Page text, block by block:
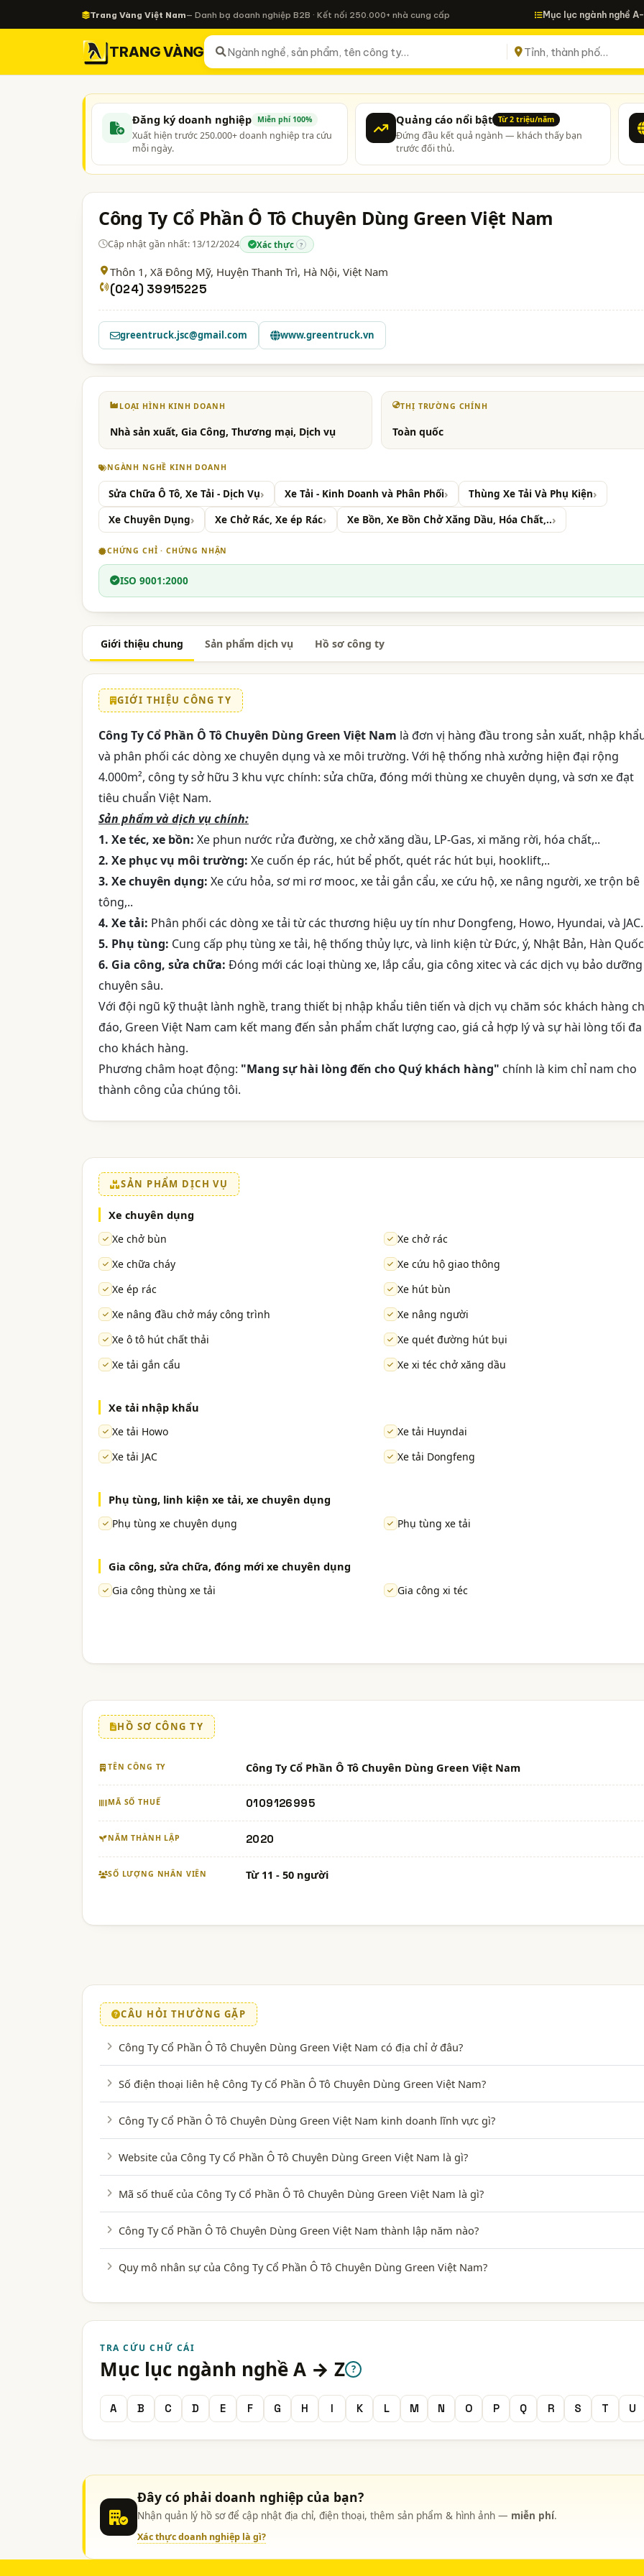
Trang Vàng Việt Nam— Danh bạ doanh nghiệp B2B · Kết nối 250.000+ nhà cung cấp Mục lục ngành nghề
TRANG VÀNG
Đăng ký doanh nghiệp Miễn phí 100%
Xuất hiện trước 250.000+ doanh nghiệp tra cứu
mỗi ngày.
Quảng cáo nổi bật Từ 2 triệu/năm
Đứng đầu kết quả ngành — khách thấy bạn
trước đối thủ.
Công Ty Cổ Phần Ô Tô Chuyên Dùng Green Việt Nam
Cập nhật gần nhất: 13/12/2024 Xác thực ?
Thôn 1, Xã Đông Mỹ, Huyện Thanh Trì, Hà Nội, Việt Nam
(024) 39915225
greentruck.jsc@gmail.com www.greentruck.vn
LOẠI HÌNH KINH DOANH
Nhà sản xuất, Gia Công, Thương mại, Dịch vụ
THỊ TRƯỜNG CHÍNH
Toàn quốc
NGÀNH NGHỀ KINH DOANH
Sửa Chữa Ô Tô, Xe Tải - Dịch Vụ Xe Tải - Kinh Doanh và Phân Phối
Thùng Xe Tải Và Phụ Kiện
Xe Chuyên Dụng
Xe Chở Rác, Xe ép Rác Xe Bồn, Xe Bồn Chở Xăng Dầu, Hóa Chất,..
CHỨNG CHỈ · CHỨNG NHẬN
ISO 9001:2000
Giới thiệu chung Sản phẩm dịch vụ Hồ sơ công ty
GIỚI THIỆU CÔNG TY
Công Ty Cổ Phần Ô Tô Chuyên Dùng Green Việt Nam là đơn vị hàng đầu trong sản xuất, nhập
và phân phối các dòng xe chuyên dụng và xe môi trường. Với hệ thống nhà xưởng hiện đại rộng
4.000m², công ty sở hữu 3 khu vực chính: sửa chữa, đóng mới thùng xe chuyên dụng, và sơn xe đạt
tiêu chuẩn Việt Nam.
Sản phẩm và dịch vụ chính:
1. Xe téc, xe bồn: Xe phun nước rửa đường, xe chở xăng dầu, LP-Gas, xi măng rời, hóa chất,..
2. Xe phục vụ môi trường: Xe cuốn ép rác, hút bể phốt, quét rác hút bụi, hooklift,..
3. Xe chuyên dụng: Xe cứu hỏa, sơ mi rơ mooc, xe tải gắn cẩu, xe cứu hộ, xe nâng người, xe trộn bê
tông,..
4. Xe tải: Phân phối các dòng xe tải từ các thương hiệu uy tín như Dongfeng, Howo, Hyundai, và JAC.
5. Phụ tùng: Cung cấp phụ tùng xe tải, hệ thống thủy lực, và linh kiện từ Đức, ý, Nhật Bản, Hàn
6. Gia công, sửa chữa: Đóng mới các loại thùng xe, lắp cẩu, gia công xitec và các dịch vụ bảo dưỡng
chuyên sâu.
Với đội ngũ kỹ thuật lành nghề, trang thiết bị nhập khẩu tiên tiến và dịch vụ chăm sóc khách hàng
đáo, Green Việt Nam cam kết mang đến sản phẩm chất lượng cao, giá cả hợp lý và sự hài lòng tối đa
cho khách hàng.
Phương châm hoạt động: "Mang sự hài lòng đến cho Quý khách hàng" chính là kim chỉ nam cho
thành công của chúng tôi.
SẢN PHẨM DỊCH VỤ
Xe chuyên dụng
Xe chở bùn
Xe chở rác
Xe chữa cháy
Xe cứu hộ giao thông
Xe ép rác
Xe hút bùn
Xe nâng đầu chở máy công trình
Xe nâng người
Xe ô tô hút chất thải
Xe quét đường hút bụi
Xe tải gắn cẩu
Xe xi téc chở xăng dầu
Xe tải nhập khẩu
Xe tải Howo
Xe tải Huyndai
Xe tải JAC
Xe tải Dongfeng
Phụ tùng, linh kiện xe tải, xe chuyên dụng
Phụ tùng xe chuyên dụng Phụ tùng xe tải
Gia công, sửa chữa, đóng mới xe chuyên dụng
Gia công thùng xe tải Gia công xi téc
HỒ SƠ CÔNG TY
TÊN CÔNG TY Công Ty Cổ Phần Ô Tô Chuyên Dùng Green Việt Nam
MÃ SỐ THUẾ 0109126995
NĂM THÀNH LẬP 2020
SỐ LƯỢNG NHÂN VIÊN Từ 11 - 50 người
CÂU HỎI THƯỜNG GẶP
Công Ty Cổ Phần Ô Tô Chuyên Dùng Green Việt Nam có địa chỉ ở đâu?
Số điện thoại liên hệ Công Ty Cổ Phần Ô Tô Chuyên Dùng Green Việt Nam?
Công Ty Cổ Phần Ô Tô Chuyên Dùng Green Việt Nam kinh doanh lĩnh vực gì?
Website của Công Ty Cổ Phần Ô Tô Chuyên Dùng Green Việt Nam là gì?
Mã số thuế của Công Ty Cổ Phần Ô Tô Chuyên Dùng Green Việt Nam là gì?
Công Ty Cổ Phần Ô Tô Chuyên Dùng Green Việt Nam thành lập năm nào?
Quy mô nhân sự của Công Ty Cổ Phần Ô Tô Chuyên Dùng Green Việt Nam?
TRA CỨU CHỮ CÁI
Mục lục ngành nghề A → Z ?
A B C D E F G H I K L M N O P Q R S T U
Đây có phải doanh nghiệp của bạn?
Nhận quản lý hồ sơ để cập nhật địa chỉ, điện thoại, thêm sản phẩm & hình ảnh — miễn phí.
Xác thực doanh nghiệp là gì?